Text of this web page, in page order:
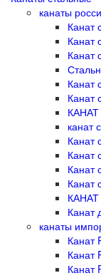
канаты
Канат
Канат
Канат
Канат
Канат
канат
Канат
Канат
Канат
Канат
Канат
канаты
Канат
Канат
Канат